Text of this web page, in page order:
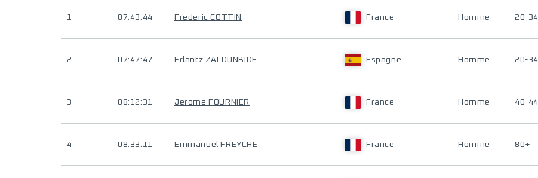
1 07:43:44 Frederic COTTIN France Homme 20-34
2 07:47:47 Erlantz ZALDUNBIDE Espagne Homme 20-34
3 08:12:31 Jerome FOURNIER France Homme 40-44
4 08:33:11 Emmanuel FREYCHE France Homme 80+